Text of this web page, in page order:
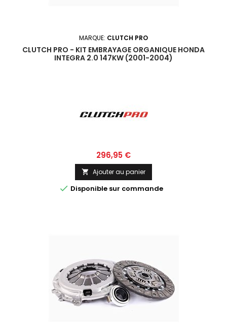
MARQUE: CLUTCH PRO
CLUTCH PRO - KIT EMBRAYAGE ORGANIQUE HONDA
INTEGRA 2.0 147KW (2001-2004)
Prix
296,95 €
 Ajouter au panier
 Disponible sur commande